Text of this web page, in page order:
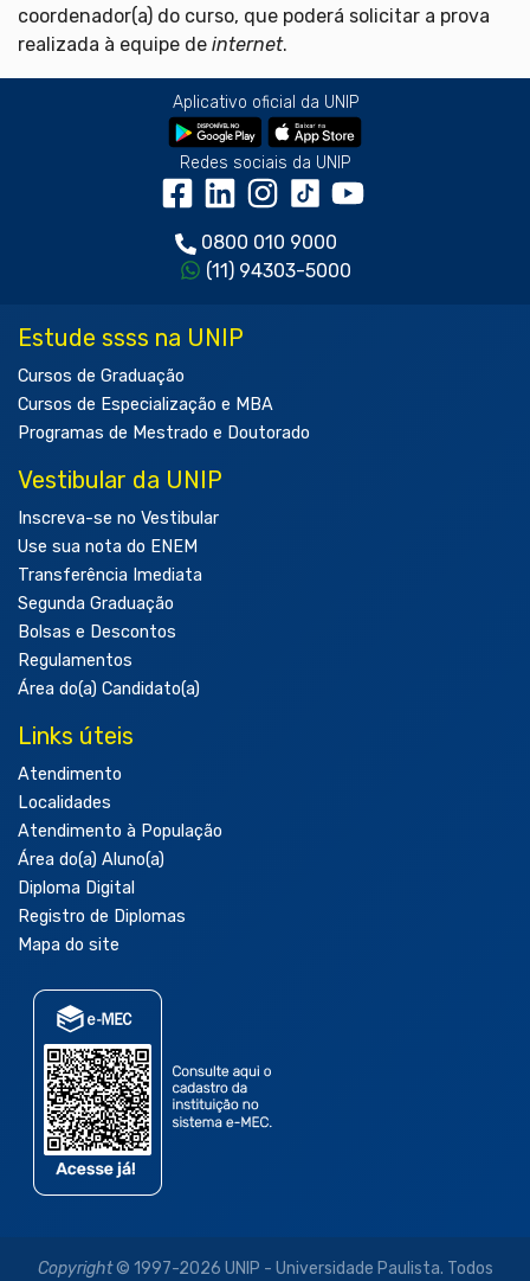
coordenador(a) do curso, que poderá solicitar a prova
realizada à equipe de internet.
Aplicativo oficial da UNIP
Redes sociais da UNIP
0800 010 9000
(11) 94303-5000
Estude ssss na UNIP
Cursos de Graduação
Cursos de Especialização e MBA
Programas de Mestrado e Doutorado
Vestibular da UNIP
Inscreva-se no Vestibular
Use sua nota do ENEM
Transferência Imediata
Segunda Graduação
Bolsas e Descontos
Regulamentos
Área do(a) Candidato(a)
Links úteis
Atendimento
Localidades
Atendimento à População
Área do(a) Aluno(a)
Diploma Digital
Registro de Diplomas
Mapa do site
Copyright© 1997-2026 UNIP - Universidade Paulista. Todos